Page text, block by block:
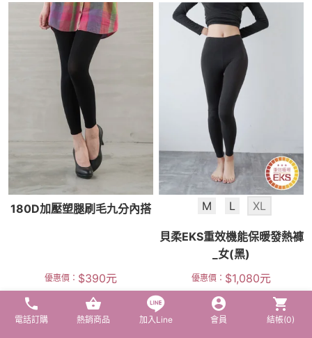
180D加壓塑腿刷毛九分內搭
優惠價： $390元
M L XL
貝柔EKS重效機能保暖發熱褲
_女(黑)
優惠價： $1,080元
電話訂購 熱銷商品 加入Line 會員 結帳(0)